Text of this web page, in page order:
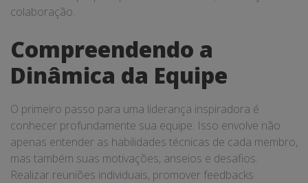
colaboração.
Compreendendo a
Dinâmica da Equipe
O primeiro passo para uma liderança inspiradora é
conhecer profundamente sua equipe. Isso envolve não
apenas entender as habilidades técnicas de cada membro,
mas também suas motivações, anseios e desafios.
Realizar reuniões individuais, promover feedbacks